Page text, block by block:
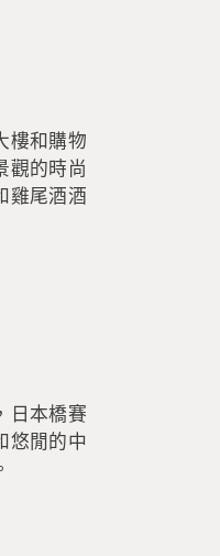
樓和購物
觀的時尚
雞尾酒酒
日本橋賽
悠閒的中